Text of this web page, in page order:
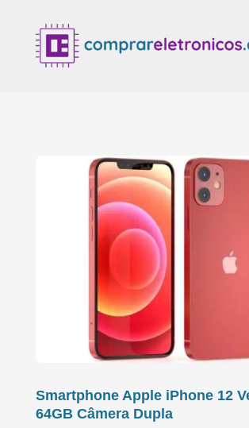
Smartphone Apple iPhone 12
64GB Câmera Dupla